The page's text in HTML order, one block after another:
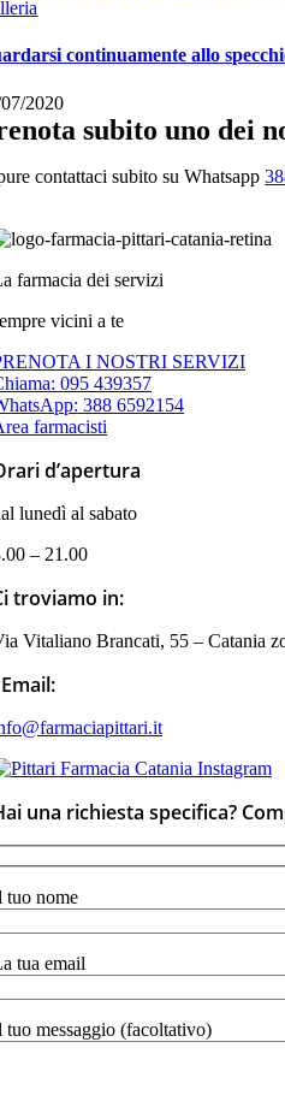
continuamente allo
2020
subito uno dei
contattaci subito su Whatsapp
farmacia dei servizi
vicini a te
I NOSTRI SERVIZI
095 439357
388 6592154
farmacisti
d’apertura
lunedì al sabato
– 21.00
troviamo in:
Vitaliano Brancati, 55 – Catania
una richiesta specifica?
tuo nome
tua email
tuo messaggio (facoltativo)